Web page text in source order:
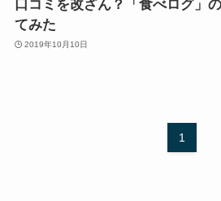
口コミを改ざん？「食べログ」
てみた
2019年10月10日
1